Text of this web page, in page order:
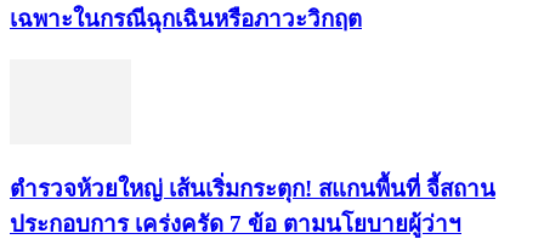
เฉพาะในกรณีฉุกเฉินหรือภาวะวิกฤต
ตำรวจห้วยใหญ่ เส้นเริ่มกระตุก! สแกนพื้นที่ จี้สถาน
ประกอบการ เคร่งครัด 7 ข้อ ตามนโยบายผู้ว่าฯ